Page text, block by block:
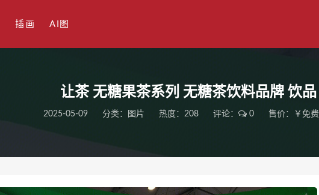
插画 AI图
让茶 无糖果茶系列 无糖茶饮料品牌 饮品
2025-05-09 分类： 图片 热度：208 评论： 0 售价：￥免费